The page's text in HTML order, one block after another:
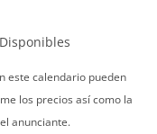
este calendario pueden
los precios así como la
anunciante.